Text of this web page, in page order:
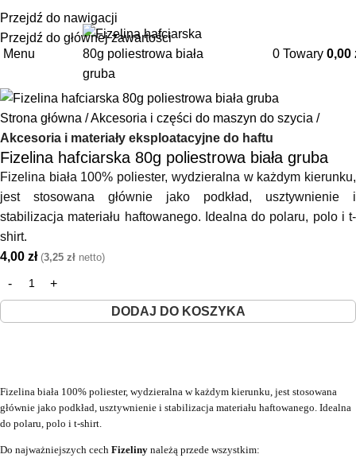
Przejdź do nawigacji
Przejdź do głównej zawartości
+48 85 653 93 55
Menu 0 Towary 0,00
Strona główna
Akcesoria i części do maszyn do szycia
Akcesoria i materiały eksploatacyjne do haftu
Fizelina hafciarska 80g poliestrowa biała gruba
Fizelina biała 100% poliester, wydzieralna w każdym kierunku,
jest stosowana głównie jako podkład, usztywnienie i
stabilizacja materiału haftowanego. Idealna do polaru, polo i t-
shirt.
4,00 zł (3,25 zł netto)
DODAJ DO KOSZYKA
Fizelina biała 100% poliester, wydzieralna w każdym kierunku, jest stosowana
głównie jako podkład, usztywnienie i stabilizacja materiału haftowanego. Idealna
do polaru, polo i t-shirt.
Do najważniejszych cech Fizeliny należą przede wszystkim: